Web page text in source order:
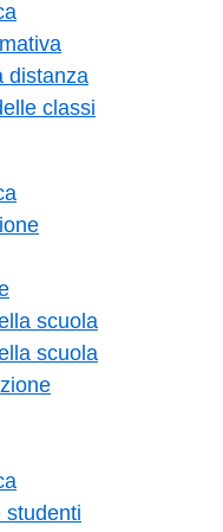
distanza
classi
scuola
scuola
studenti